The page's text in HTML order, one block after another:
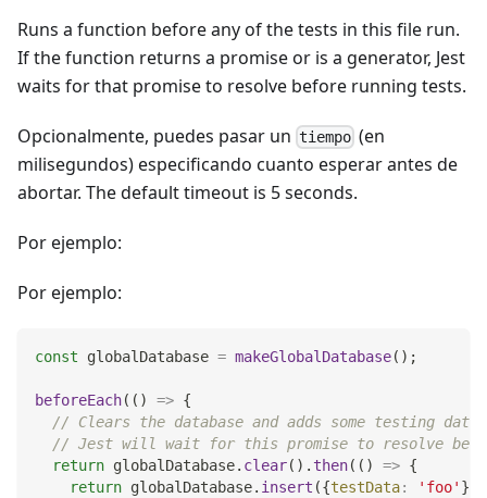
Runs a function before any of the tests in this file run.
If the function returns a promise or is a generator, Jest
waits for that promise to resolve before running tests.
Opcionalmente, puedes pasar un tiempo (en
milisegundos) especificando cuanto esperar antes de
abortar. The default timeout is 5 seconds.
Por ejemplo:
Por ejemplo:
const globalDatabase = makeGlobalDatabase( ) ;
beforeEach( ( ) => {
// Clears the database and adds some testing data.
// Jest will wait for this promise to resolve
return globalDatabase. clear( ) . then( ( ) => {
return globalDatabase. insert ({testData: 'foo' }